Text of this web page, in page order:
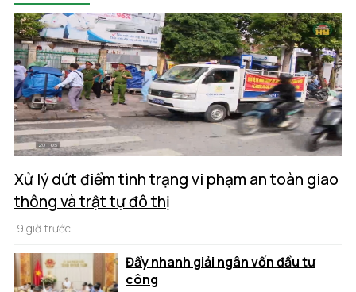
Xử lý dứt điểm tình trạng vi phạm an toàn giao
thông và trật tự đô thị
9 giờ trước
Đẩy nhanh giải ngân vốn đầu tư
công